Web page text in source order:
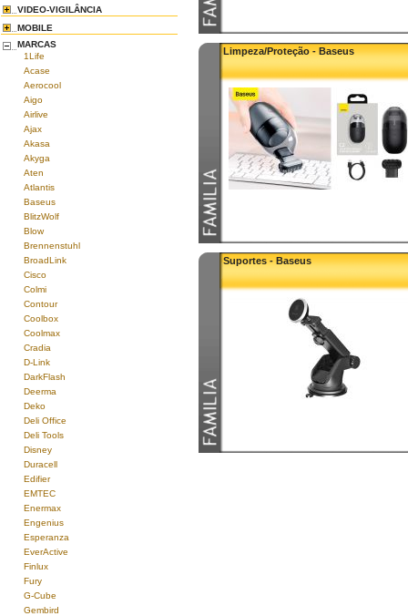
VIDEO-VIGILÂNCIA
MOBILE
MARCAS
1Life
Acase
Aerocool
Aigo
Airlive
Ajax
Akasa
Akyga
Aten
Atlantis
Baseus
BlitzWolf
Blow
Brennenstuhl
BroadLink
Cisco
Colmi
Contour
Coolbox
Coolmax
Cradia
D-Link
DarkFlash
Deerma
Deko
Deli Office
Deli Tools
Disney
Duracell
Edifier
EMTEC
Enermax
Engenius
Esperanza
EverActive
Finlux
Fury
G-Cube
Gembird
Limpeza/Proteção - Baseus
Suportes - Baseus